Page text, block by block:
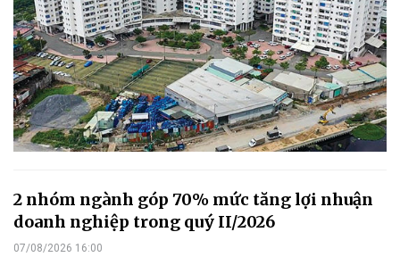
2 nhóm ngành góp 70% mức tăng lợi nhuận
doanh nghiệp trong quý II/2026
07/08/2026 16:00